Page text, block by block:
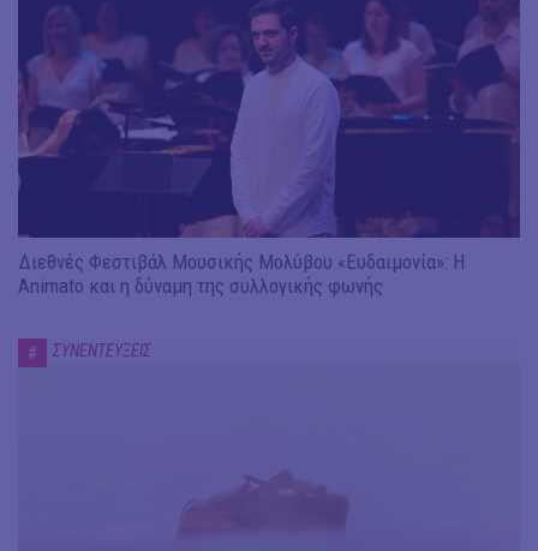
Διεθνές Φεστιβάλ Μουσικής Μολύβου «Ευδαιμονία»: Η
Animato και η δύναμη της συλλογικής φωνής
# ΣΥΝΕΝΤΕΥΞΕΙΣ